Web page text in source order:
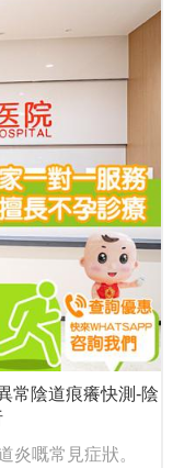
常陰道痕癢快測-陰
嘅常見症狀。